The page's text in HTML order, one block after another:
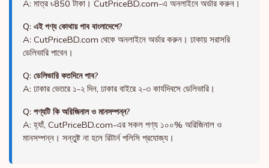
A: মাত্র ৳850 টাকা। CutPriceBD.com-এ অনলাইনে অর্ডার করুন।
Q: এই পণ্য কোথায় পাব বাংলাদেশে?
A: CutPriceBD.com থেকে অনলাইনে অর্ডার করুন। ঢাকায় সরাসরি
ডেলিভারি পাবেন।
Q: ডেলিভারি কতদিনে পাব?
A: ঢাকার ভেতরে ১-২ দিন, ঢাকার বাইরে ২-৩ কার্যদিবসে ডেলিভারি।
Q: পণ্যটি কি অরিজিনাল ও মানসম্পন্ন?
A: হ্যাঁ, CutPriceBD.com-এর সকল পণ্য ১০০% অরিজিনাল ও
মানসম্পন্ন। সন্তুষ্ট না হলে রিটার্ন পলিসি প্রযোজ্য।